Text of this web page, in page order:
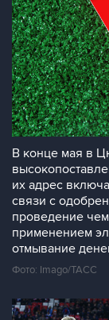
В конце мая в
их адрес
связи с
проведение
применением
отмывание
Фото: Imago/ТАСС